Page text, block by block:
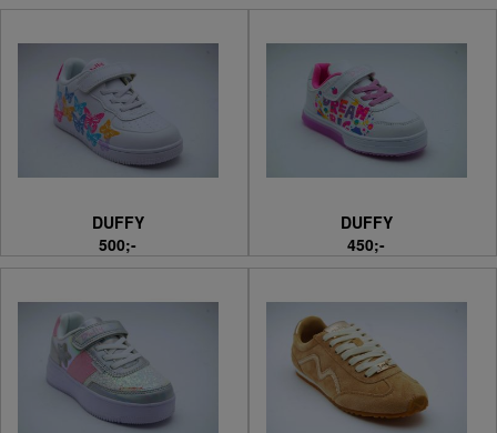
DUFFY
500;-
DUFFY
450;-